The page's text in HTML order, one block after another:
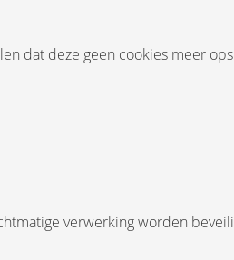
dat deze geen cookies meer
verwerking worden